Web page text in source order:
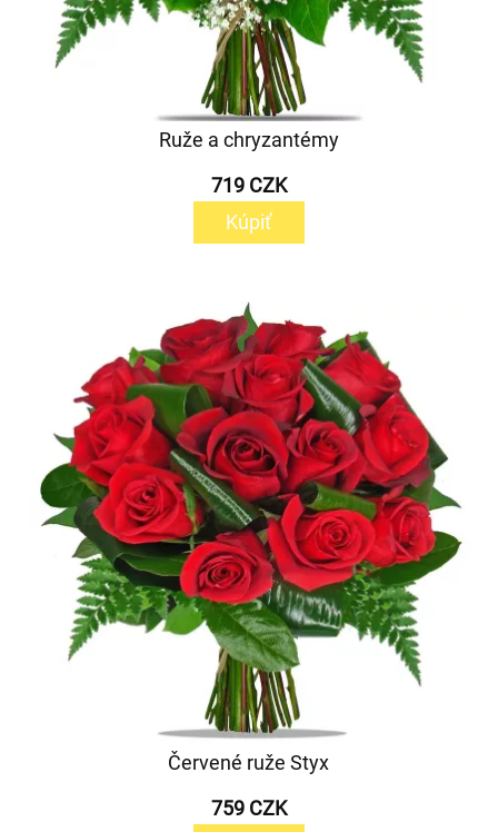
Ruže a chryzantémy
719 CZK
Kúpiť
Červené ruže Styx
759 CZK